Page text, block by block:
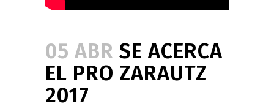
05 ABR SE ACERCA
EL PRO ZARAUTZ
2017